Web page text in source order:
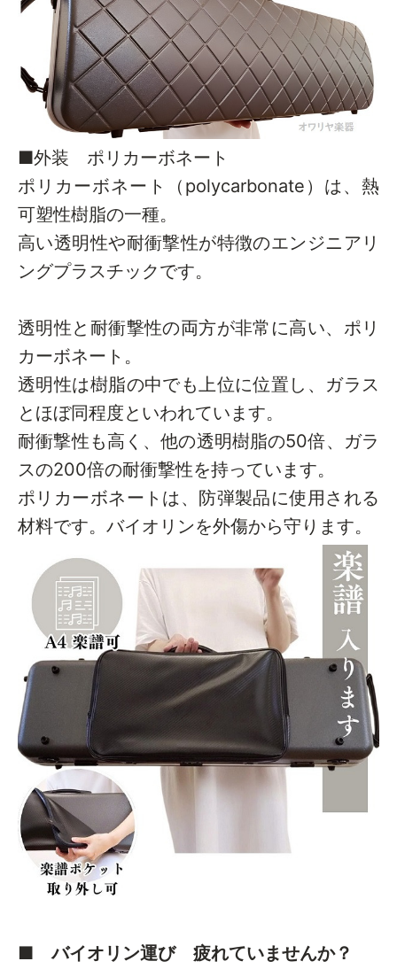
■外装 ポリカーボネート
ポリカーボネート（polycarbonate）は、熱
可塑性樹脂の一種。
高い透明性や耐衝撃性が特徴のエンジニアリ
ングプラスチックです。
透明性と耐衝撃性の両方が非常に高い、ポリ
カーボネート。
透明性は樹脂の中でも上位に位置し、ガラス
とほぼ同程度といわれています。
耐衝撃性も高く、他の透明樹脂の50倍、ガラ
スの200倍の耐衝撃性を持っています。
ポリカーボネートは、防弾製品に使用される
材料です。バイオリンを外傷から守ります。
■ バイオリン運び 疲れていませんか？